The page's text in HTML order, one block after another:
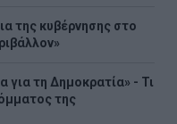
της κυβέρνησης στο
για τη Δημοκρατία» - Τι
της